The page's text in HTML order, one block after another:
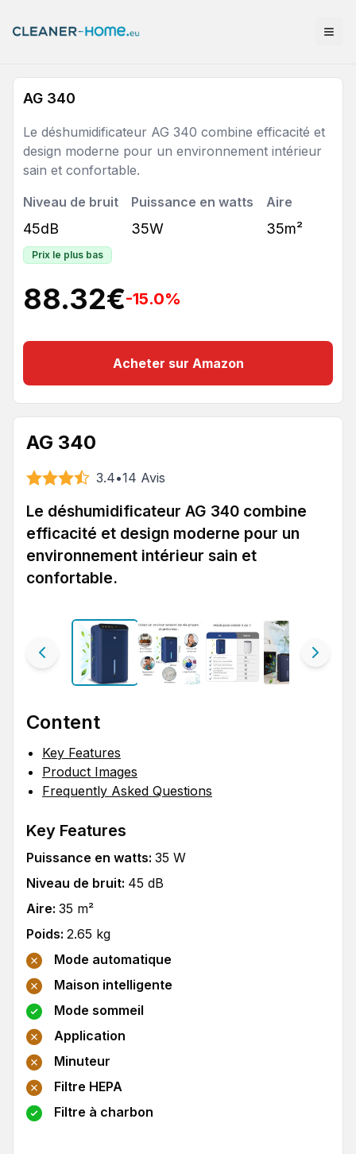
AG 340
Le déshumidificateur AG 340 combine efficacité et
design moderne pour un environnement intérieur
sain et confortable.
Niveau de bruit
45dB
Puissance en watts
35W
Aire
35m²
Prix le plus bas
88.32€-15.0%
Acheter sur Amazon
AG 340
3.4•14 Avis
Le déshumidificateur AG 340 combine
efficacité et design moderne pour un
environnement intérieur sain et
confortable.
Content
Key Features
Product Images
Frequently Asked Questions
Key Features
Puissance en watts: 35 W
Niveau de bruit: 45 dB
Aire: 35 m²
Poids: 2.65 kg
Mode automatique
Maison intelligente
Mode sommeil
Application
Minuteur
Filtre HEPA
Filtre à charbon